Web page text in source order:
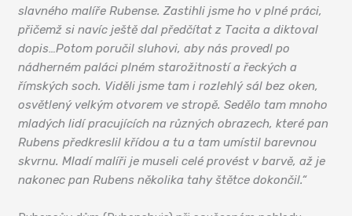
slavného malíře Rubense. Zastihli jsme ho v plné práci,
přičemž si navíc ještě dal předčítat z Tacita a diktoval
dopis…Potom poručil sluhovi, aby nás provedl po
nádherném paláci plném starožitností a řeckých a
římských soch. Viděli jsme tam i rozlehlý sál bez oken,
osvětlený velkým otvorem ve stropě. Sedělo tam mnoho
mladých lidí pracujících na různých obrazech, které pan
Rubens předkreslil křídou a tu a tam umístil barevnou
skvrnu. Mladí malíři je museli celé provést v barvě, až je
nakonec pan Rubens několika tahy štětce dokončil.“